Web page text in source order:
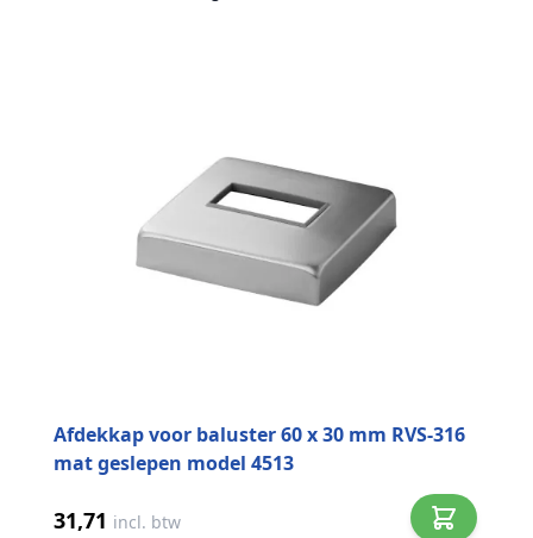
Afdekkap voor baluster 60 x 30 mm RVS-316
mat geslepen model 4513
31,71 incl. btw